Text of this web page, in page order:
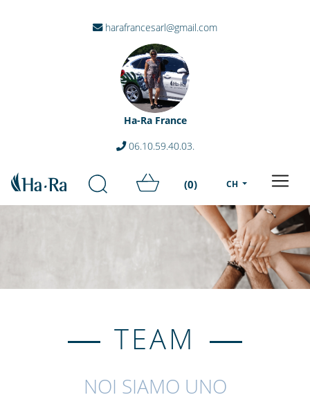
harafrancesarl@gmail.com
Ha-Ra France
06.10.59.40.03.
(0) CH
TEAM
NOI SIAMO UNO